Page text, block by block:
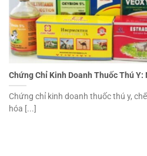
Chứng Chỉ Kinh Doanh Thuốc Thú
Chứng chỉ kinh doanh thuốc thú y,
hóa [...]